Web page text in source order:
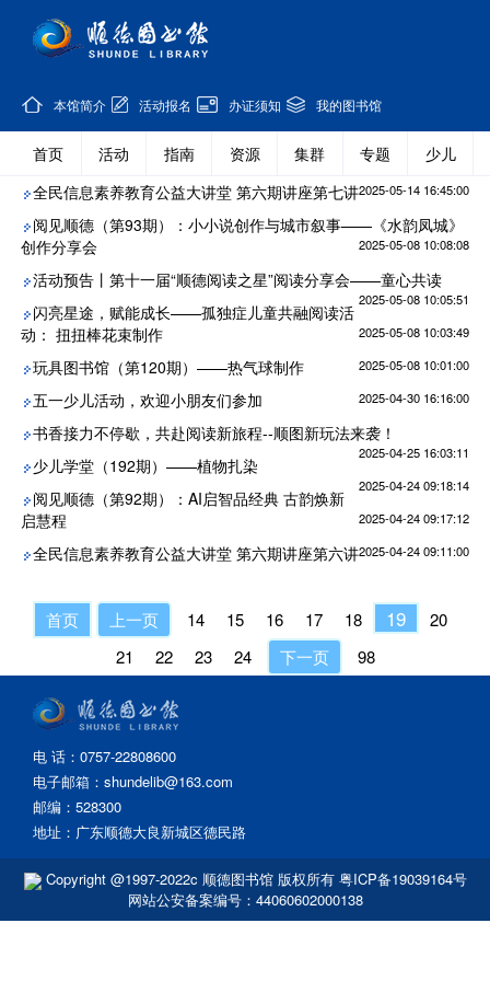
本馆简介 活动报名 办证须知 我的图书馆
首页 活动 指南 资源 集群 专题
少儿
全民信息素养教育公益大讲堂 第六期讲座第七讲2025-05-14 16:45:00
阅见顺德（第93期）：小小说创作与城市叙事——《水韵凤城》
创作分享会
2025-05-08 10:08:08
活动预告丨第十一届“顺德阅读之星”阅读分享会——童心共读
2025-05-08 10:05:51
闪亮星途，赋能成长——孤独症儿童共融阅读活
动： 扭扭棒花束制作
2025-05-08 10:03:49
玩具图书馆（第120期）——热气球制作 2025-05-08 10:01:00
五一少儿活动，欢迎小朋友们参加 2025-04-30 16:16:00
书香接力不停歇，共赴阅读新旅程--顺图新玩法来袭！
2025-04-25 16:03:11
少儿学堂（192期）——植物扎染
2025-04-24 09:18:14
阅见顺德（第92期）：AI启智品经典 古韵焕新
启慧程
2025-04-24 09:17:12
全民信息素养教育公益大讲堂 第六期讲座第六讲2025-04-24 09:11:00
首页 上一页 14 15 16 17 18 19
20
21
22 23 24 下一页 98
电 话：0757-22808600
电子邮箱：shundelib@163.com
邮编：528300
地址：广东顺德大良新城区德民路
Copyright @1997-2022c 顺德图书馆 版权所有 粤ICP备19039164号
网站公安备案编号：44060602000138